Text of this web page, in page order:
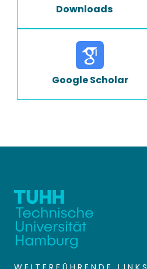
Downloads
Google Scholar